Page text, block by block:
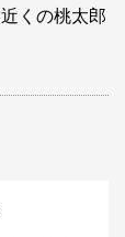
くの桃太郎